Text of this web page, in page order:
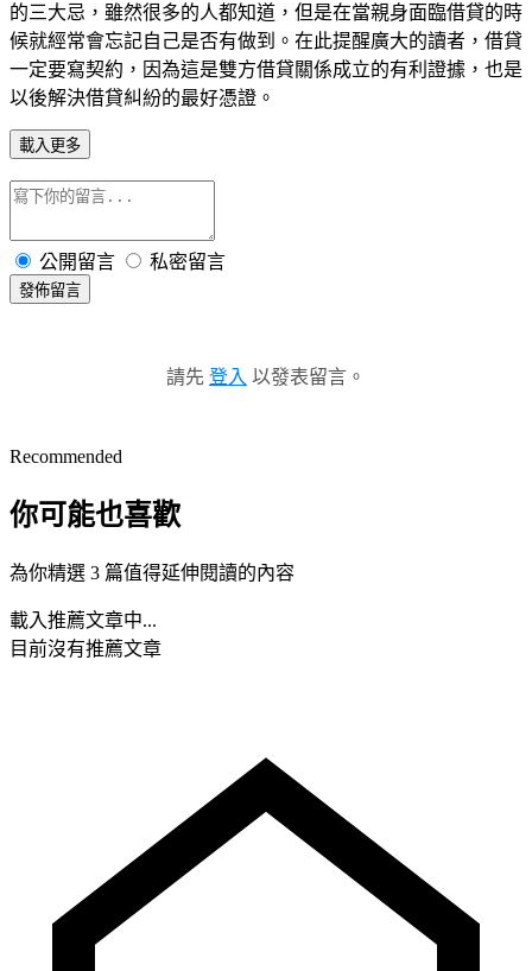
的三大忌，雖然很多的人都知道，但是在當親身面臨借貸的時
候就經常會忘記自己是否有做到。在此提醒廣大的讀者，借貸
一定要寫契約，因為這是雙方借貸關係成立的有利證據，也是
以後解決借貸糾紛的最好憑證。
載入更多
公開留言 私密留言
發佈留言
請先 登入 以發表留言。
Recommended
你可能也喜歡
為你精選 3 篇值得延伸閱讀的內容
載入推薦文章中...
目前沒有推薦文章